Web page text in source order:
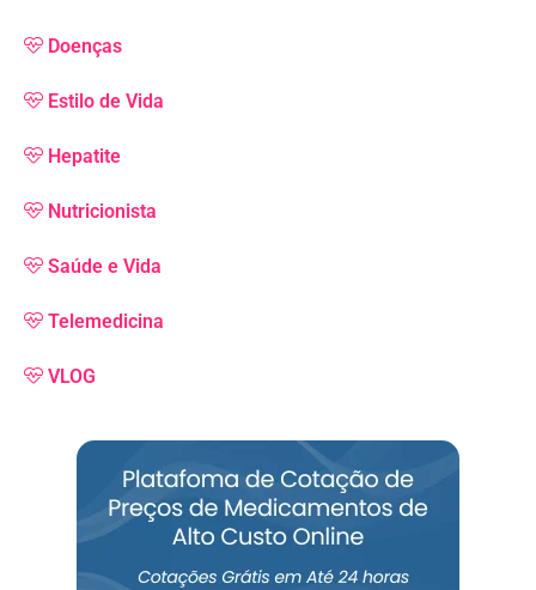
Doenças
Estilo de Vida
Hepatite
Nutricionista
Saúde e Vida
Telemedicina
VLOG